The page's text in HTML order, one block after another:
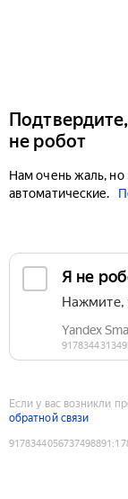
не робот
Нам очень жаль, но
автоматические.
Если у вас возникли
обратной связи
9178344056737498891 :